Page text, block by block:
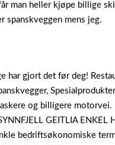
man heller kjøpe billige
spanskveggen mens jeg.
har gjort det før deg!
og billigere
GEITLIA ENKEL
bedriftsøkonomiske